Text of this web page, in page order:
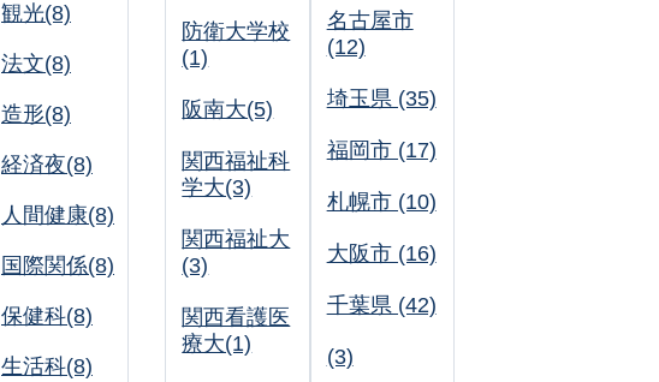
観光(8)
法文(8)
造形(8)
経済夜(8)
人間健康(8)
国際関係(8)
保健科(8)
生活科(8)
防衛大学校
(1)
阪南大(5)
関西福祉科
学大(3)
関西福祉大
(3)
関西看護医
療大(1)
名古屋市
(12)
埼玉県 (35)
福岡市 (17)
札幌市 (10)
大阪市 (16)
千葉県 (42)
(3)